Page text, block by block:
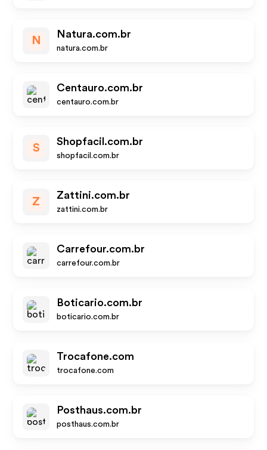
N
Natura.com.br
natura.com.br
Centauro.com.br
centauro.com.br
S
Shopfacil.com.br
shopfacil.com.br
Z
Zattini.com.br
zattini.com.br
Carrefour.com.br
carrefour.com.br
Boticario.com.br
boticario.com.br
Trocafone.com
trocafone.com
Posthaus.com.br
posthaus.com.br